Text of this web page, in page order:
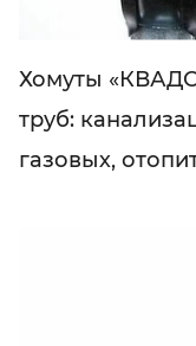
Хомуты
труб:
газовых,